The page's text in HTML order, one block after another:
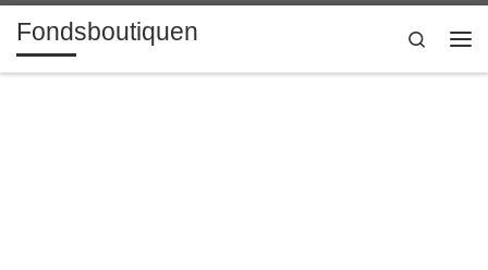
Zum Inhalt springen
Fondsboutiquen
Search